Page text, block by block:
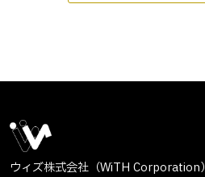
ウィズ株式会社（WiTH Corporation）